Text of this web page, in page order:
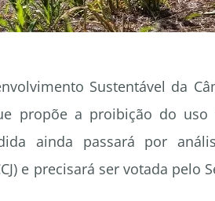
Sustentável da
propõe a proibição do uso
ainda passará por
e precisará ser votada pelo